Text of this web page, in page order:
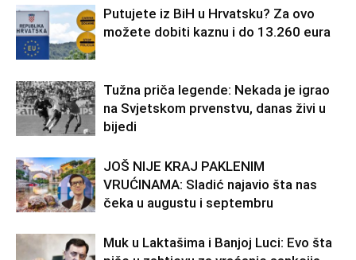
Putujete iz BiH u Hrvatsku? Za ovo
možete dobiti kaznu i do 13.260 eura
Tužna priča legende: Nekada je igrao
na Svjetskom prvenstvu, danas živi u
bijedi
JOŠ NIJE KRAJ PAKLENIM
VRUĆINAMA: Sladić najavio šta nas
čeka u augustu i septembru
Muk u Laktašima i Banjoj Luci: Evo šta